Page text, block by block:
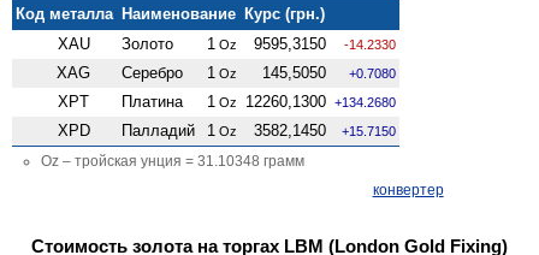
Код металла Наименование Курс (грн.)
XAU
Золото 1 Oz 9595,3150 -14.2330
XAG Серебро 1 Oz 145,5050 +0.7080
XPT Платина 1 Oz 12260,1300 +134.2680
XPD Палладий 1 Oz 3582,1450 +15.7150
Oz – тройская унция = 31.10348 грамм
конвертер
Стоимость золота на торгах LBM (London Gold Fixing)